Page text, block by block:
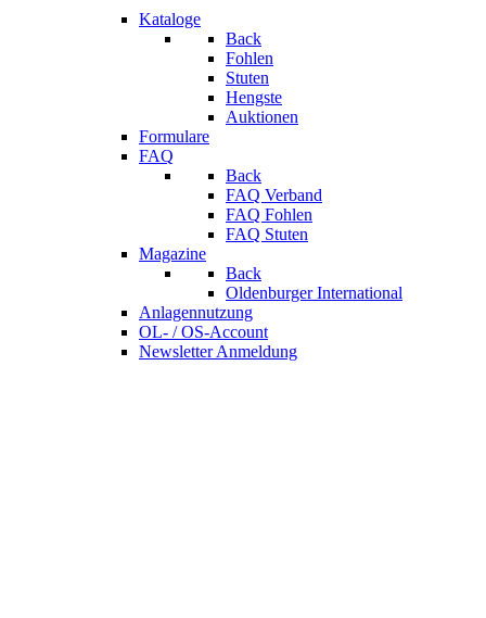
Kataloge
Back
Fohlen
Stuten
Hengste
Auktionen
Formulare
FAQ
Back
FAQ Verband
FAQ Fohlen
FAQ Stuten
Magazine
Back
Oldenburger International
Anlagennutzung
OL- / OS-Account
Newsletter Anmeldung